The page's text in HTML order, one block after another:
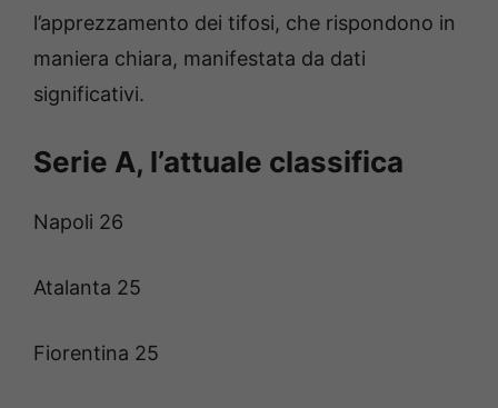
l’apprezzamento dei tifosi, che rispondono in
maniera chiara, manifestata da dati
significativi.
Serie A, l’attuale classifica
Napoli 26
Atalanta 25
Fiorentina 25